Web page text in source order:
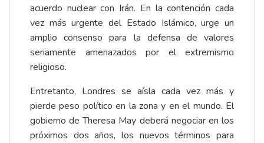
acuerdo nuclear con Irán. En la contención cada
vez más urgente del Estado Islámico, urge un
amplio consenso para la defensa de valores
seriamente amenazados por el extremismo
religioso.
Entretanto, Londres se aísla cada vez más y
pierde peso político en la zona y en el mundo. El
gobierno de Theresa May deberá negociar en los
próximos dos años, los nuevos términos para